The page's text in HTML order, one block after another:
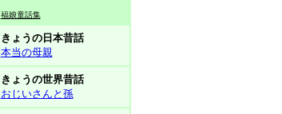
福娘童話集
きょうの日本昔話
本当の母親
きょうの世界昔話
おじいさんと孫